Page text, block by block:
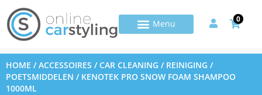
0
HOME /ACCESSOIRES /CAR CLEANING / REINIGING /
POETSMIDDELEN / KENOTEK PRO SNOW FOAM SHAMPOO
1000ML